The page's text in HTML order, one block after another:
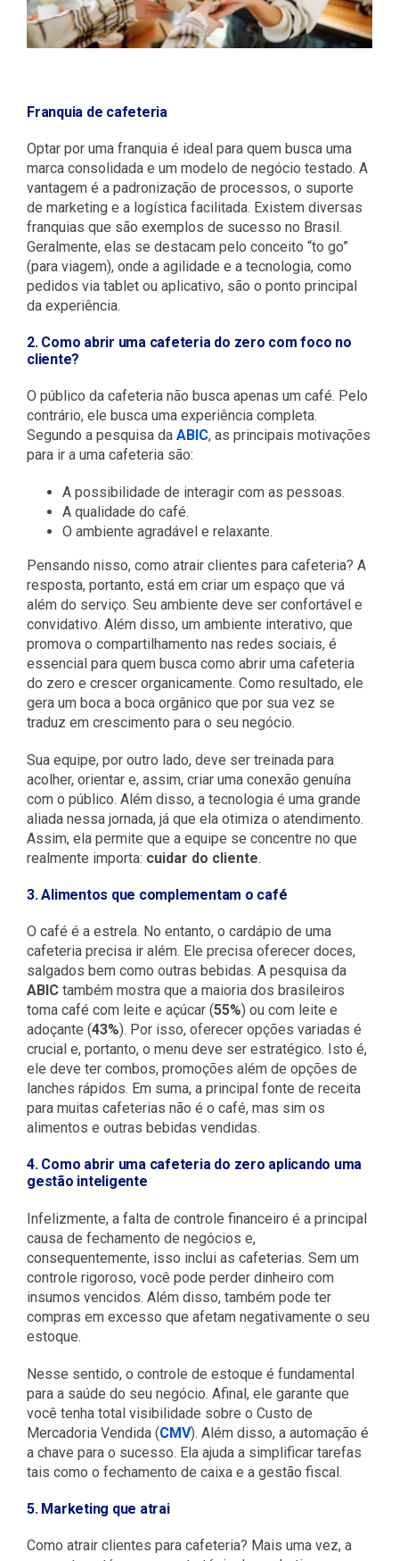
Franquia de cafeteria
Optar por uma franquia é ideal para quem busca uma
marca consolidada e um modelo de negócio testado. A
vantagem é a padronização de processos, o suporte
de marketing e a logística facilitada. Existem diversas
franquias que são exemplos de sucesso no Brasil.
Geralmente, elas se destacam pelo conceito “to go”
(para viagem), onde a agilidade e a tecnologia, como
pedidos via tablet ou aplicativo, são o ponto principal
da experiência.
2. Como abrir uma cafeteria do zero com foco no
cliente?
O público da cafeteria não busca apenas um café. Pelo
contrário, ele busca uma experiência completa.
Segundo a pesquisa da ABIC, as principais motivações
para ir a uma cafeteria são:
A possibilidade de interagir com as pessoas.
A qualidade do café.
O ambiente agradável e relaxante.
Pensando nisso, como atrair clientes para cafeteria? A
resposta, portanto, está em criar um espaço que vá
além do serviço. Seu ambiente deve ser confortável e
convidativo. Além disso, um ambiente interativo, que
promova o compartilhamento nas redes sociais, é
essencial para quem busca como abrir uma cafeteria
do zero e crescer organicamente. Como resultado, ele
gera um boca a boca orgânico que por sua vez se
traduz em crescimento para o seu negócio.
Sua equipe, por outro lado, deve ser treinada para
acolher, orientar e, assim, criar uma conexão genuína
com o público. Além disso, a tecnologia é uma grande
aliada nessa jornada, já que ela otimiza o atendimento.
Assim, ela permite que a equipe se concentre no que
realmente importa: cuidar do cliente.
3. Alimentos que complementam o café
O café é a estrela. No entanto, o cardápio de uma
cafeteria precisa ir além. Ele precisa oferecer doces,
salgados bem como outras bebidas. A pesquisa da
ABIC também mostra que a maioria dos brasileiros
toma café com leite e açúcar (55%) ou com leite e
adoçante (43%). Por isso, oferecer opções variadas é
crucial e, portanto, o menu deve ser estratégico. Isto é,
ele deve ter combos, promoções além de opções de
lanches rápidos. Em suma, a principal fonte de receita
para muitas cafeterias não é o café, mas sim os
alimentos e outras bebidas vendidas.
4. Como abrir uma cafeteria do zero aplicando uma
gestão inteligente
Infelizmente, a falta de controle financeiro é a principal
causa de fechamento de negócios e,
consequentemente, isso inclui as cafeterias. Sem um
controle rigoroso, você pode perder dinheiro com
insumos vencidos. Além disso, também pode ter
compras em excesso que afetam negativamente o seu
estoque.
Nesse sentido, o controle de estoque é fundamental
para a saúde do seu negócio. Afinal, ele garante que
você tenha total visibilidade sobre o Custo de
Mercadoria Vendida (CMV). Além disso, a automação é
a chave para o sucesso. Ela ajuda a simplificar tarefas
tais como o fechamento de caixa e a gestão fiscal.
5. Marketing que atrai
Como atrair clientes para cafeteria? Mais uma vez, a